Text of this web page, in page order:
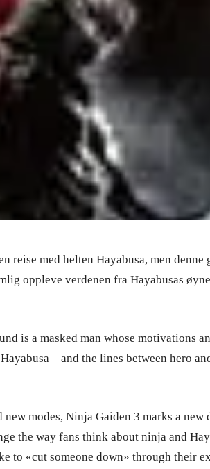
reise med helten Hayabusa, men denne
oppleve verdenen fra Hayabusas
is a masked man whose motivations
– and the lines between hero
new modes, Ninja Gaiden 3 marks a
the way fans think about ninja and
to «cut someone down» through their